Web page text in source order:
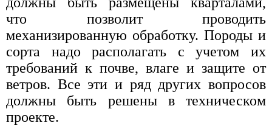
что позволит проводить
механизированную обработку. Породы и
сорта надо располагать с учетом их
требований к почве, влаге и защите от
ветров. Все эти и ряд других вопросов
должны быть решены в техническом
проекте.